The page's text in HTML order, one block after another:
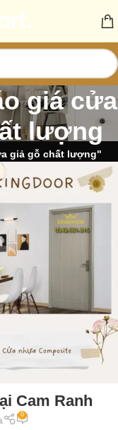
giá cửa
lượng
giả gỗ chất lượng"
Cam Ranh
0